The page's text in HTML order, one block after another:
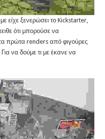
είχε ξενερώσει το Kickstarter,
ότι μπορούσε να
πρώτα renders από φιγούρες
να δούμε τι με έκανε να